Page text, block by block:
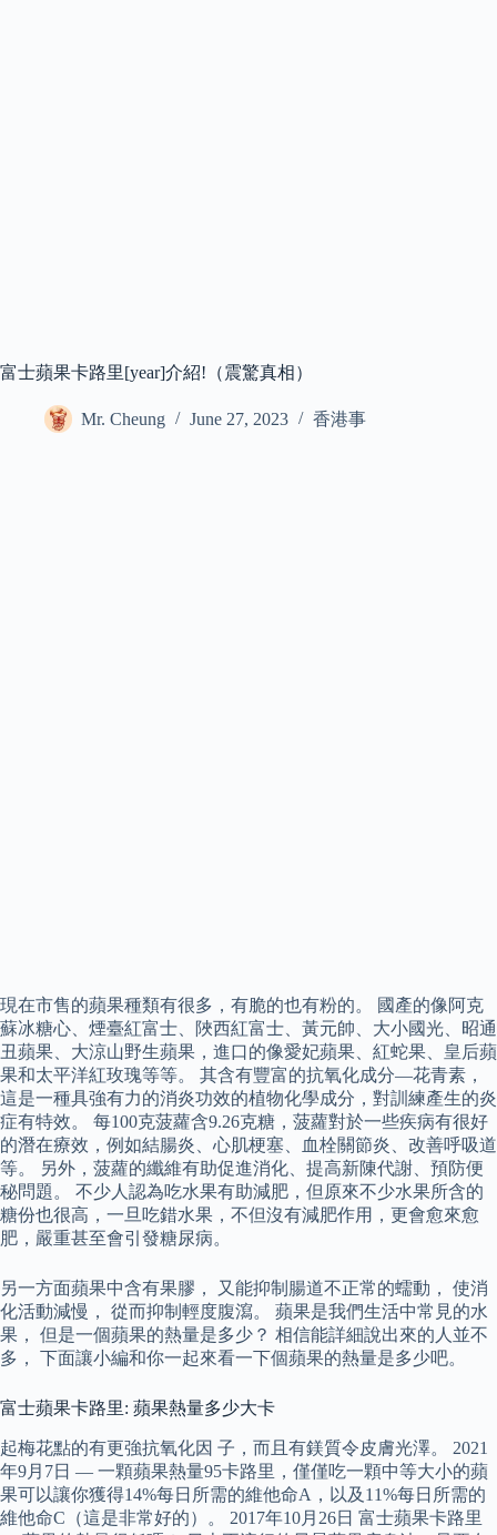
富士蘋果卡路里[year]介紹!（震驚真相）
Mr. Cheung June 27, 2023 香港事
現在市售的蘋果種類有很多，有脆的也有粉的。 國產的像阿克
蘇冰糖心、煙臺紅富士、陜西紅富士、黃元帥、大小國光、昭通
丑蘋果、大涼山野生蘋果，進口的像愛妃蘋果、紅蛇果、皇后蘋
果和太平洋紅玫瑰等等。 其含有豐富的抗氧化成分—花青素，
這是一種具強有力的消炎功效的植物化學成分，對訓練產生的炎
症有特效。 每100克菠蘿含9.26克糖，菠蘿對於一些疾病有很好
的潛在療效，例如結腸炎、心肌梗塞、血栓關節炎、改善呼吸道
等。 另外，菠蘿的纖維有助促進消化、提高新陳代謝、預防便
秘問題。 不少人認為吃水果有助減肥，但原來不少水果所含的
糖份也很高，一旦吃錯水果，不但沒有減肥作用，更會愈來愈
肥，嚴重甚至會引發糖尿病。
另一方面蘋果中含有果膠， 又能抑制腸道不正常的蠕動， 使消
化活動減慢， 從而抑制輕度腹瀉。 蘋果是我們生活中常見的水
果， 但是一個蘋果的熱量是多少？ 相信能詳細說出來的人並不
多， 下面讓小編和你一起來看一下個蘋果的熱量是多少吧。
富士蘋果卡路里: 蘋果熱量多少大卡
起梅花點的有更強抗氧化因 子，而且有鎂質令皮膚光澤。 2021
年9月7日 — 一顆蘋果熱量95卡路里，僅僅吃一顆中等大小的蘋
果可以讓你獲得14%每日所需的維他命A，以及11%每日所需的
維他命C（這是非常好的）。 2017年10月26日 富士蘋果卡路里